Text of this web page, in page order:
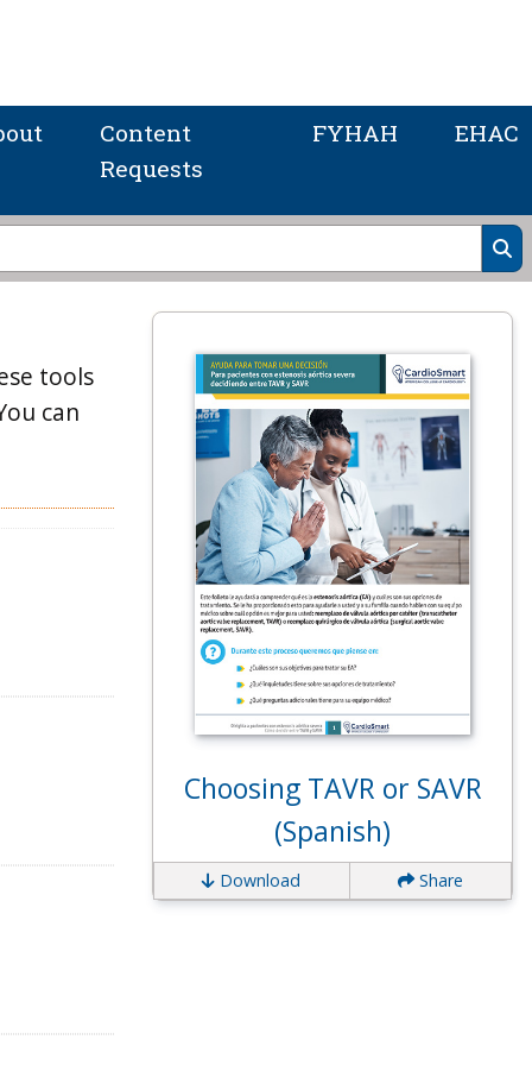
Content
Requests
FYHAH EHAC
tools
can
Choosing TAVR or SAVR
(Spanish)
Download Share